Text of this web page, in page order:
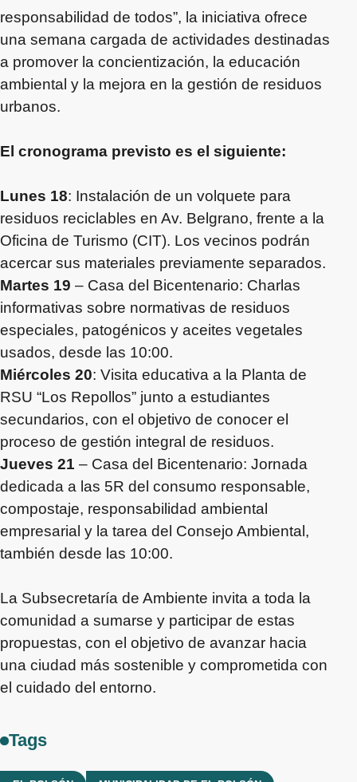
responsabilidad de todos”, la iniciativa ofrece
una semana cargada de actividades destinadas
a promover la concientización, la educación
ambiental y la mejora en la gestión de residuos
urbanos.
El cronograma previsto es el siguiente:
Lunes 18: Instalación de un volquete para
residuos reciclables en Av. Belgrano, frente a la
Oficina de Turismo (CIT). Los vecinos podrán
acercar sus materiales previamente separados.
Martes 19 – Casa del Bicentenario: Charlas
informativas sobre normativas de residuos
especiales, patogénicos y aceites vegetales
usados, desde las 10:00.
Miércoles 20: Visita educativa a la Planta de
RSU “Los Repollos” junto a estudiantes
secundarios, con el objetivo de conocer el
proceso de gestión integral de residuos.
Jueves 21 – Casa del Bicentenario: Jornada
dedicada a las 5R del consumo responsable,
compostaje, responsabilidad ambiental
empresarial y la tarea del Consejo Ambiental,
también desde las 10:00.
La Subsecretaría de Ambiente invita a toda la
comunidad a sumarse y participar de estas
propuestas, con el objetivo de avanzar hacia
una ciudad más sostenible y comprometida con
el cuidado del entorno.
Tags